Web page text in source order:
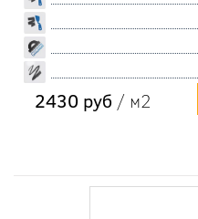
2430 руб / м2